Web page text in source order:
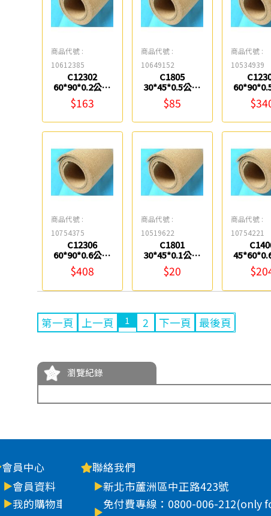
商品代號 :
10612385
C12302
60*90*0.2公分
全開軟木片
0983
$163
商品代號 :
10649152
C1805
30*45*0.5公分
軟木 0983
$85
商品代號 :
10534939
全開軟
商品代號 :
10754375
C12306
60*90*0.6公分
全開軟木片
0983
$408
商品代號 :
10519622
C1801
30*45*0.1公分
軟木 0983
$20
商品代號 :
10754221
軟木
第一頁 上一頁 1 2 下一頁 最後頁
瀏覽紀錄
會員中心
會員資料
我的購物車
聯絡我們
新北市蘆洲區中正路423號
免付費專線：0800-006-212(only